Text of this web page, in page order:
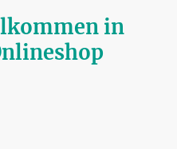
in